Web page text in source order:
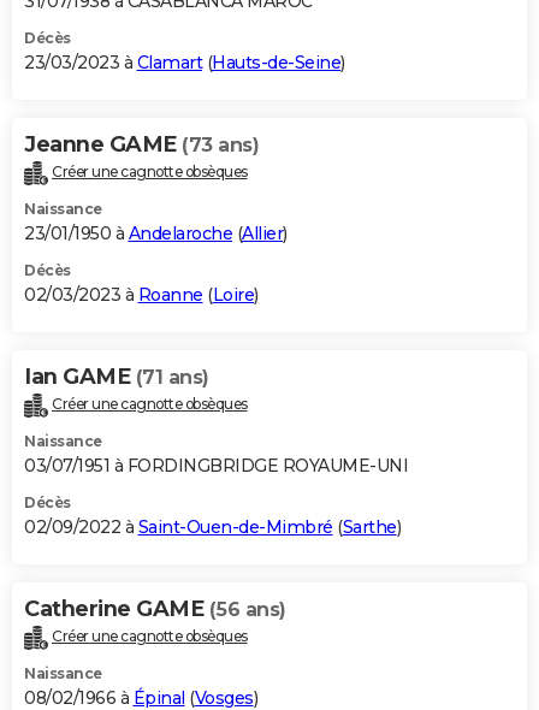
Décès
23/03/2023 à Clamart(Hauts-de-Seine)
Jeanne GAME (73 ans)
Créer une cagnotte obsèques
Naissance
23/01/1950 à Andelaroche (Allier)
Décès
02/03/2023 à Roanne (Loire)
Ian GAME (71 ans)
Créer une cagnotte obsèques
Naissance
03/07/1951 à FORDINGBRIDGE ROYAUME-UNI
Décès
02/09/2022 à Saint-Ouen-de-Mimbré (Sarthe)
Catherine GAME (56 ans)
Créer une cagnotte obsèques
Naissance
08/02/1966 à Épinal (Vosges)